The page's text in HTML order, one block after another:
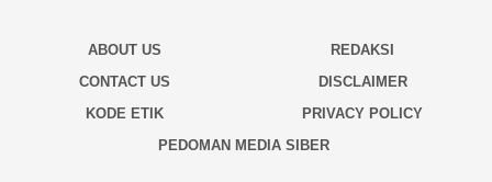
ABOUT US
REDAKSI
CONTACT US
DISCLAIMER
KODE ETIK
PRIVACY POLICY
PEDOMAN MEDIA SIBER